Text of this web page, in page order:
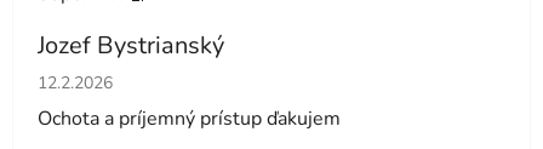
Jozef Bystrianský
Hodnotenie obchodu je 5 z 5 hviezdičiek.
12.2.2026
Ochota a príjemný prístup ďakujem